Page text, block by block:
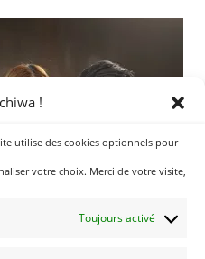
!
utilise des cookies optionnels pour
votre choix. Merci de votre visite,
Toujours activé